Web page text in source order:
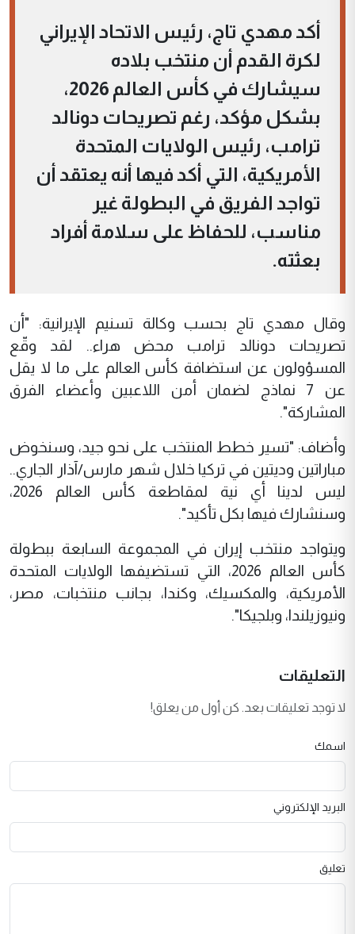
أكد مهدي تاج، رئيس الاتحاد الإيراني
لكرة القدم أن منتخب بلاده
سيشارك في كأس العالم 2026،
بشكل مؤكد، رغم تصريحات دونالد
ترامب، رئيس الولايات المتحدة
الأمريكية، التي أكد فيها أنه يعتقد أن
تواجد الفريق في البطولة غير
مناسب، للحفاظ على سلامة أفراد
بعثته.
وقال مهدي تاج بحسب وكالة تسنيم الإيرانية: "أن
تصريحات دونالد ترامب محض هراء.. لقد وقّع
المسؤولون عن استضافة كأس العالم على ما لا يقل
عن 7 نماذج لضمان أمن اللاعبين وأعضاء الفرق
المشاركة".
وأضاف: "تسير خطط المنتخب على نحو جيد، وسنخوض
مباراتين وديتين في تركيا خلال شهر مارس/آذار الجاري..
ليس لدينا أي نية لمقاطعة كأس العالم 2026،
وسنشارك فيها بكل تأكيد".
ويتواجد منتخب إيران في المجموعة السابعة ببطولة
كأس العالم 2026، التي تستضيفها الولايات المتحدة
الأمريكية، والمكسيك، وكندا، بجانب منتخبات، مصر،
ونيوزيلندا، وبلجيكا".
التعليقات
لا توجد تعليقات بعد. كن أول من يعلق!
اسمك
البريد الإلكتروني
تعليق